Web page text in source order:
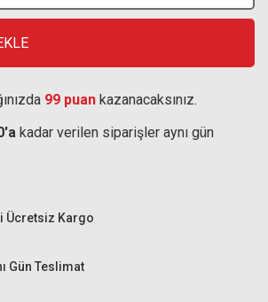
99 puan kazanacaksınız.
kadar verilen siparişler aynı gün
Gün Teslimat
Ücretsiz Kargo